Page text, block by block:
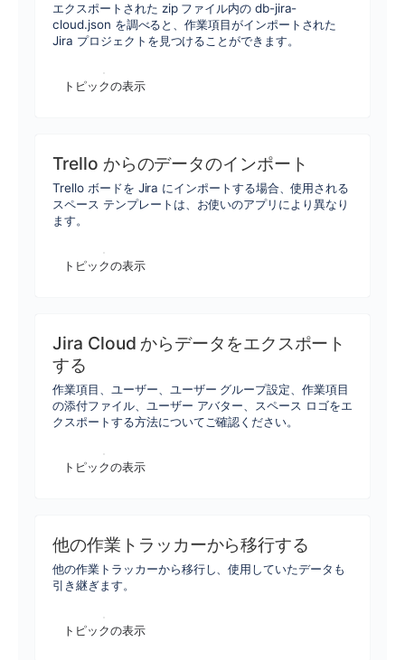
エクスポートされた zip ファイル内の db-jira-
cloud.json を調べると、作業項目がインポートされた
Jira プロジェクトを見つけることができます。
トピックの表示
Trello からのデータのインポート
Trello ボードを Jira にインポートする場合、使用される
スペース テンプレートは、お使いのアプリにより異なり
ます。
トピックの表示
Jira Cloud からデータをエクスポート
する
作業項目、ユーザー、ユーザー グループ設定、作業項目
の添付ファイル、ユーザー アバター、スペース ロゴをエ
クスポートする方法についてご確認ください。
トピックの表示
他の作業トラッカーから移行する
他の作業トラッカーから移行し、使用していたデータも
引き継ぎます。
トピックの表示